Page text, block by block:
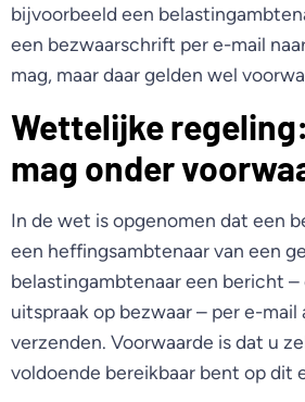
bijvoorbeeld een
een bezwaarschrift per e-mail
mag, maar daar gelden wel
Wettelijke
mag onder
In de wet is opgenomen dat een
een heffingsambtenaar van een
belastingambtenaar een bericht –
uitspraak op bezwaar – per e-mail
verzenden. Voorwaarde is dat u
voldoende bereikbaar bent op dit